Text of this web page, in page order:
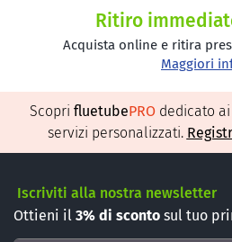
Ritiro
Acquista online e ritira
Maggiori
Scopri fluetubePRO dedicato
servizi personalizzati.
Iscriviti alla nostra newsletter
Ottieni il 3% di sconto sul tuo